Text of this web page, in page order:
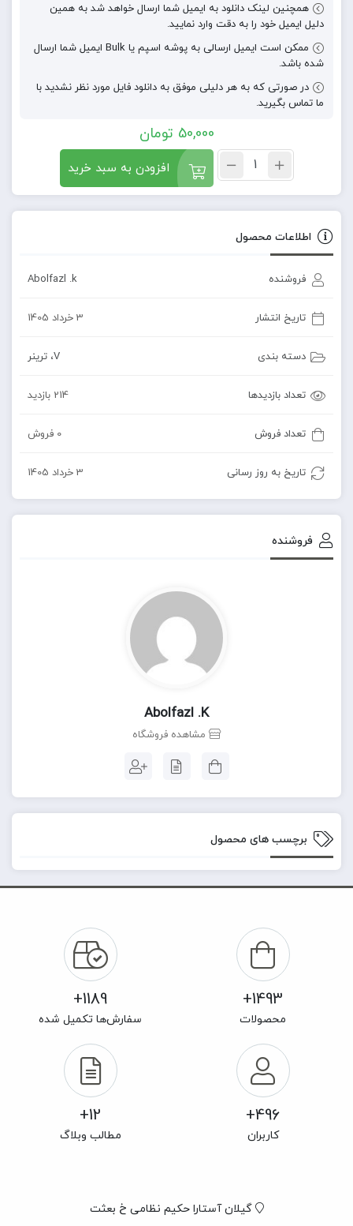
همچنین لینک دانلود به ایمیل شما ارسال خواهد شد به همین
دلیل ایمیل خود را به دقت وارد نمایید.
ممکن است ایمیل ارسالی به پوشه اسپم یا Bulk ایمیل شما ارسال
شده باشد.
در صورتی که به هر دلیلی موفق به دانلود فایل مورد نظر نشدید با
ما تماس بگیرید.
50,000 تومان
افزودن به سبد خرید
اطلاعات محصول
فروشنده Abolfazl .k
تاریخ انتشار 3 خرداد 1405
دسته بندی V، ترینر
تعداد بازدیدها 214 بازدید
تعداد فروش 0 فروش
تاریخ به روز رسانی 3 خرداد 1405
فروشنده
Abolfazl .k
مشاهده فروشگاه
برچسب های محصول
1493+
محصولات
1189+
سفارش‌ها تکمیل شده
496+
کاربران
12+
مطالب وبلاگ
گیلان آستارا حکیم نظامی خ بعثت